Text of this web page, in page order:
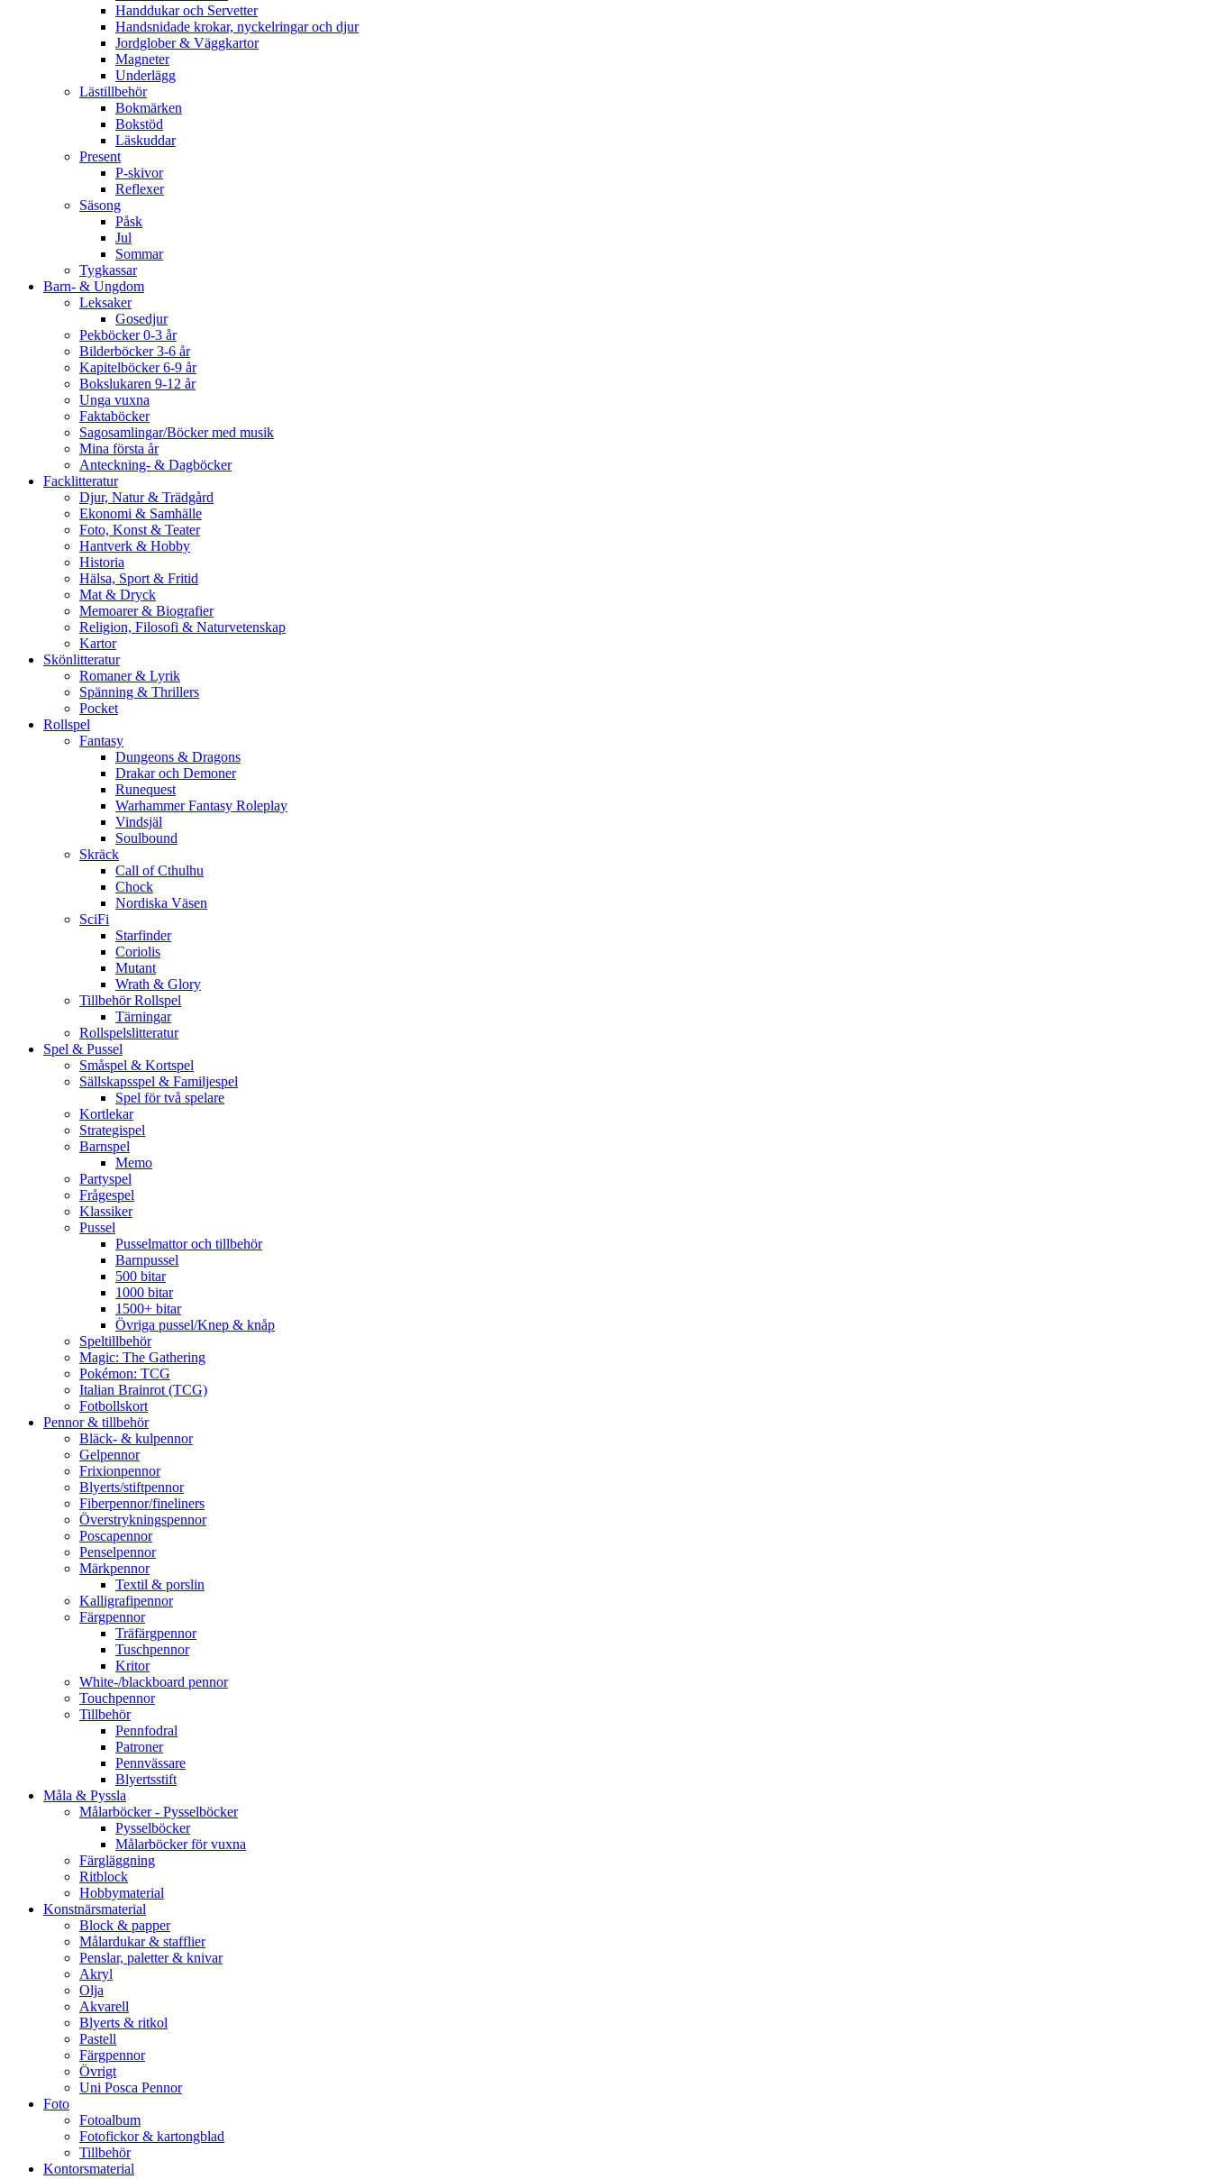
Handdukar och Servetter
Handsnidade krokar, nyckelringar och djur
Jordglober & Väggkartor
Magneter
Underlägg
Lästillbehör
Bokmärken
Bokstöd
Läskuddar
Present
P-skivor
Reflexer
Säsong
Påsk
Jul
Sommar
Tygkassar
Barn- & Ungdom
Leksaker
Gosedjur
Pekböcker 0-3 år
Bilderböcker 3-6 år
Kapitelböcker 6-9 år
Bokslukaren 9-12 år
Unga vuxna
Faktaböcker
Sagosamlingar/Böcker med musik
Mina första år
Anteckning- & Dagböcker
Facklitteratur
Djur, Natur & Trädgård
Ekonomi & Samhälle
Foto, Konst & Teater
Hantverk & Hobby
Historia
Hälsa, Sport & Fritid
Mat & Dryck
Memoarer & Biografier
Religion, Filosofi & Naturvetenskap
Kartor
Skönlitteratur
Romaner & Lyrik
Spänning & Thrillers
Pocket
Rollspel
Fantasy
Dungeons & Dragons
Drakar och Demoner
Runequest
Warhammer Fantasy Roleplay
Vindsjäl
Soulbound
Skräck
Call of Cthulhu
Chock
Nordiska Väsen
SciFi
Starfinder
Coriolis
Mutant
Wrath & Glory
Tillbehör Rollspel
Tärningar
Rollspelslitteratur
Spel & Pussel
Småspel & Kortspel
Sällskapsspel & Familjespel
Spel för två spelare
Kortlekar
Strategispel
Barnspel
Memo
Partyspel
Frågespel
Klassiker
Pussel
Pusselmattor och tillbehör
Barnpussel
500 bitar
1000 bitar
1500+ bitar
Övriga pussel/Knep & knåp
Speltillbehör
Magic: The Gathering
Pokémon: TCG
Italian Brainrot (TCG)
Fotbollskort
Pennor & tillbehör
Bläck- & kulpennor
Gelpennor
Frixionpennor
Blyerts/stiftpennor
Fiberpennor/fineliners
Överstrykningspennor
Poscapennor
Penselpennor
Märkpennor
Textil & porslin
Kalligrafipennor
Färgpennor
Träfärgpennor
Tuschpennor
Kritor
White-/blackboard pennor
Touchpennor
Tillbehör
Pennfodral
Patroner
Pennvässare
Blyertsstift
Måla & Pyssla
Målarböcker - Pysselböcker
Pysselböcker
Målarböcker för vuxna
Färgläggning
Ritblock
Hobbymaterial
Konstnärsmaterial
Block & papper
Målardukar & stafflier
Penslar, paletter & knivar
Akryl
Olja
Akvarell
Blyerts & ritkol
Pastell
Färgpennor
Övrigt
Uni Posca Pennor
Foto
Fotoalbum
Fotofickor & kartongblad
Tillbehör
Kontorsmaterial